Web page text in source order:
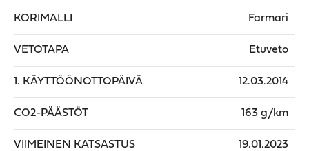
KORIMALLI Farmari
VETOTAPA Etuveto
1. KÄYTTÖÖNOTTOPÄIVÄ 12.03.2014
CO2-PÄÄSTÖT 163 g/km
VIIMEINEN KATSASTUS 19.01.2023